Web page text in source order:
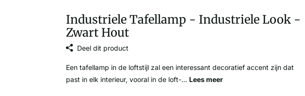
Industriele Tafellamp - Industriele Look -
Zwart Hout
Deel dit product
Een tafellamp in de loftstijl zal een interessant decoratief accent zijn dat
past in elk interieur, vooral in de loft-... Lees meer